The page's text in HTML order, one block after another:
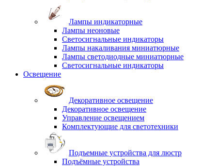
Лампы индикаторные
Лампы неоновые
Светосигнальные индикаторы
Лампы накаливания миниатюрные
Лампы светодиодные миниатюрные
Светосигнальные индикаторы
Освещение
Декоративное освещение
Декоративное освещение
Управление освещением
Комплектующие для светотехники
Подъемные устройства для люстр
Подъёмные устройства